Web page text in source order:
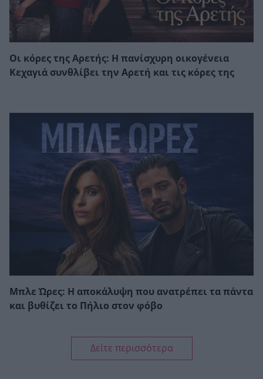
Οι κόρες της Αρετής: Η πανίσχυρη οικογένεια
Κεχαγιά συνθλίβει την Αρετή και τις κόρες της
Μπλε Ώρες: Η αποκάλυψη που ανατρέπει τα πάντα
και βυθίζει το Πήλιο στον φόβο
Δείτε περισσότερα